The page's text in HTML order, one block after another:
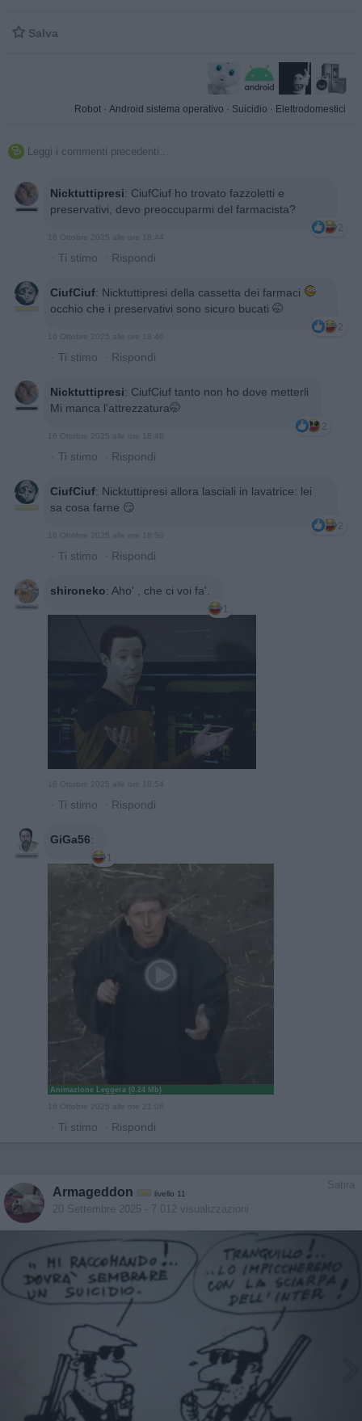
 Salva
Robot · Android sistema operativo · Suicidio · Elettrodomestici
 Leggi i commenti precedenti...
Nicktuttipresi: CiufCiuf ho trovato fazzoletti e
preservativi, devo preoccuparmi del farmacista?
2
· Ti stimo · Rispondi
CiufCiuf: Nicktuttipresi della cassetta dei farmaci
occhio che i preservativi sono sicuro bucati 🤭
2
· Ti stimo · Rispondi
Nicktuttipresi: CiufCiuf tanto non ho dove metterli
Mi manca l'attrezzatura🤭
2
· Ti stimo · Rispondi
CiufCiuf: Nicktuttipresi allora lasciali in lavatrice: lei
sa cosa farne 😏
2
· Ti stimo · Rispondi
shironeko: Aho' , che ci voi fa'.
1
· Ti stimo · Rispondi
GiGa56:
1
Animazione Leggera (0.24 Mb)
· Ti stimo · Rispondi
Satira
Armageddon livello 11
20 Settembre 2025 - 7.012 visualizzazioni